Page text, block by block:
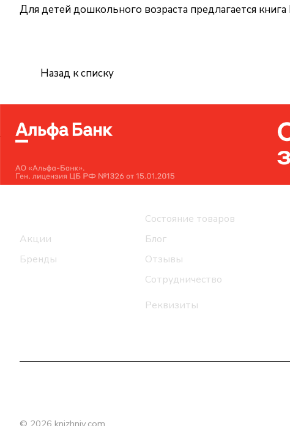
Для детей дошкольного возраста предлагается
Назад к списку
Акции
Бренды
Состояние товаров
Блог
Отзывы
Сотрудничество
Реквизиты